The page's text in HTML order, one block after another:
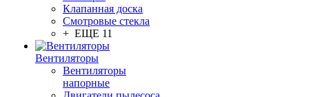
Клапанная доска
Смотровые стекла
+ ЕЩЕ 11
Вентиляторы
Вентиляторы
напорные